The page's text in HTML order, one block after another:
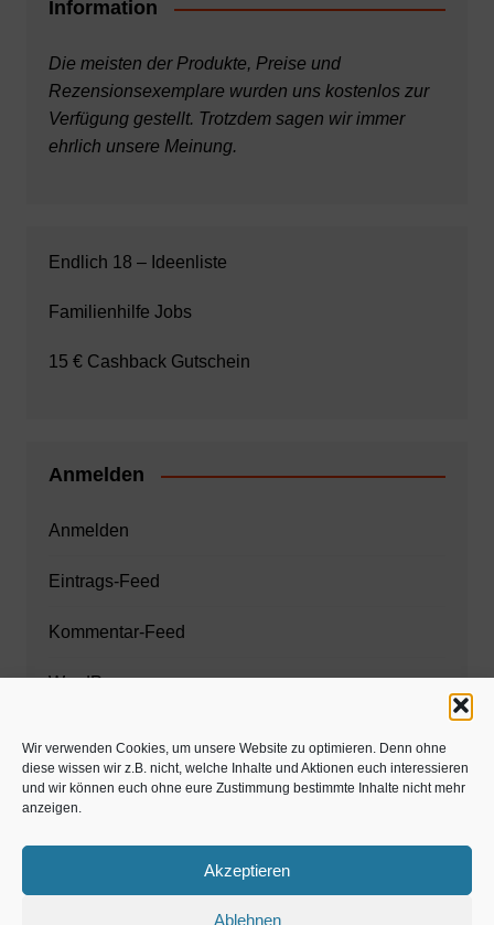
Wir verwenden Cookies, um unsere Website zu optimieren. Denn ohne
diese wissen wir z.B. nicht, welche Inhalte und Aktionen euch interessieren
und wir können euch ohne eure Zustimmung bestimmte Inhalte nicht mehr
anzeigen.
Akzeptieren
Ablehnen
Information
Die meisten der Produkte, Preise und
Rezensionsexemplare wurden uns kostenlos zur
Verfügung gestellt. Trotzdem sagen wir immer
ehrlich unsere Meinung.
Endlich 18 – Ideenliste
Familienhilfe Jobs
15 € Cashback Gutschein
Anmelden
Anmelden
Eintrags-Feed
Kommentar-Feed
WordPress.org
Zahnarzt München
www.estaregistrierung.org – ESTA